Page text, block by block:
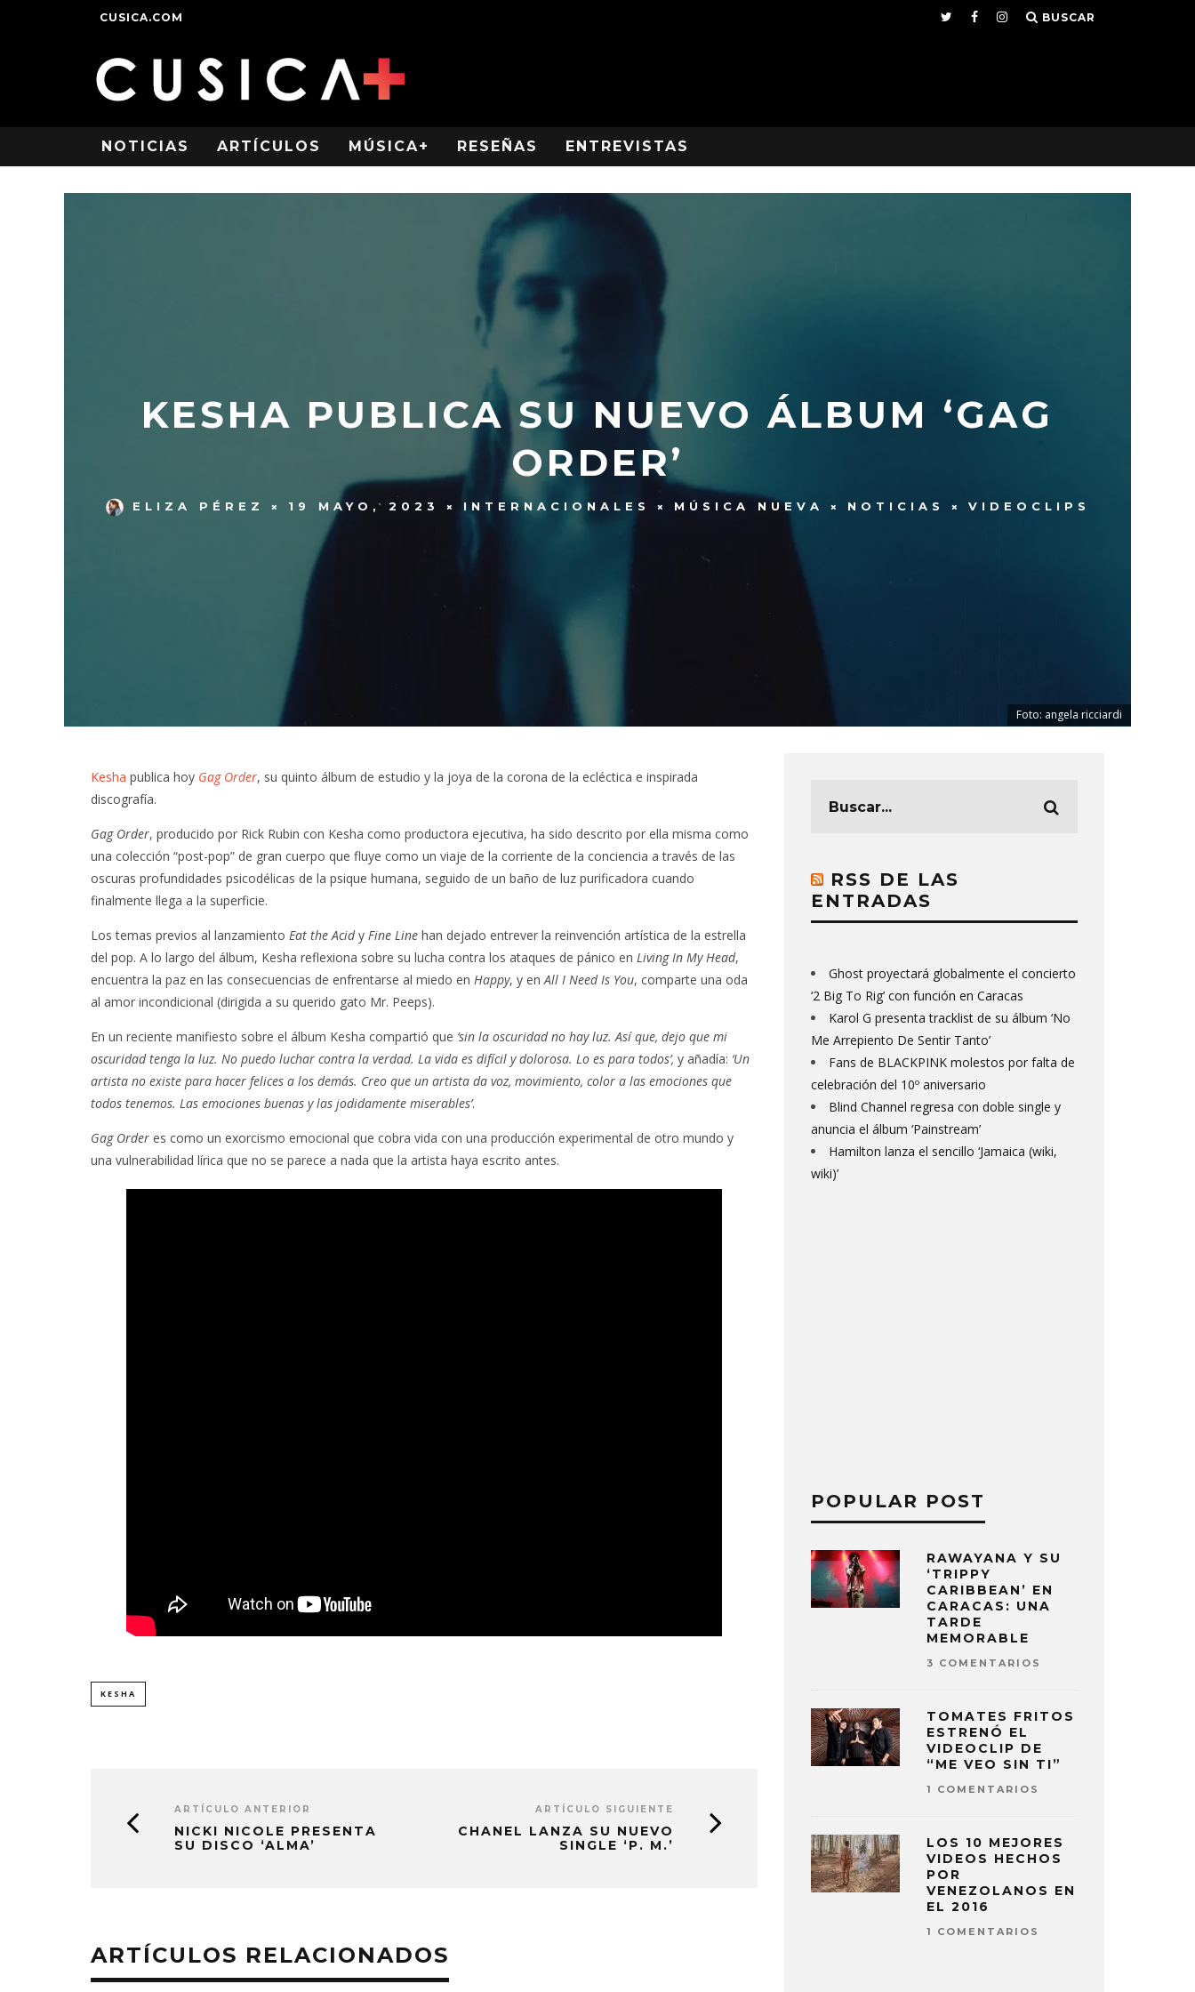
CUSICA.COM BUSCAR
NOTICIAS ARTÍCULOS MÚSICA+ RESEÑAS ENTREVISTAS
KESHA PUBLICA SU NUEVO ÁLBUM ‘GAG
ORDER’
ELIZA PÉREZ 19 MAYO, 2023 INTERNACIONALES MÚSICA NUEVA NOTICIAS VIDEOCLIPS
Foto: angela ricciardi
Kesha publica hoy Gag Order, su quinto álbum de estudio y la joya de la corona de la ecléctica e inspirada
discografía.
Gag Order, producido por Rick Rubin con Kesha como productora ejecutiva, ha sido descrito por ella misma como
una colección “post-pop” de gran cuerpo que fluye como un viaje de la corriente de la conciencia a través de las
oscuras profundidades psicodélicas de la psique humana, seguido de un baño de luz purificadora cuando
finalmente llega a la superficie.
Los temas previos al lanzamiento Eat the Acidy Fine Line han dejado entrever la reinvención artística de la estrella
del pop. A lo largo del álbum, Kesha reflexiona sobre su lucha contra los ataques de pánico en Living In My Head,
encuentra la paz en las consecuencias de enfrentarse al miedo en Happy, y enAll I Need Is You, comparte una oda
al amor incondicional (dirigida a su querido gato Mr. Peeps).
En un reciente manifiesto sobre el álbum Kesha compartió que ‘sin la oscuridad no hay luz. Así que, dejo que mi
oscuridad tenga la luz. No puedo luchar contra la verdad. La vida es difícil y dolorosa. Lo es para todos’, y añadía: ‘Un
artista no existe para hacer felices a los demás. Creo que un artista da voz, movimiento, color a las emociones que
todos tenemos. Las emociones buenas y las jodidamente miserables’.
Gag Order es como un exorcismo emocional que cobra vida con una producción experimental de otro mundo y
una vulnerabilidad lírica que no se parece a nada que la artista haya escrito antes.
KESHA
ARTÍCULO ANTERIOR
NICKI NICOLE PRESENTA
SU DISCO ‘ALMA’
ARTÍCULO SIGUIENTE
CHANEL LANZA SU NUEVO
SINGLE ‘P. M.’
ARTÍCULOS RELACIONADOS
RSS DE LAS
ENTRADAS
Ghost proyectará globalmente el concierto
‘2 Big To Rig’ con función en Caracas
Karol G presenta tracklist de su álbum ‘No
Me Arrepiento De Sentir Tanto’
Fans de BLACKPINK molestos por falta de
celebración del 10º aniversario
Blind Channel regresa con doble single y
anuncia el álbum ‘Painstream’
Hamilton lanza el sencillo ‘Jamaica (wiki,
wiki)’
POPULAR POST
RAWAYANA Y SU
‘TRIPPY
CARIBBEAN’ EN
CARACAS: UNA
TARDE
MEMORABLE
3 COMENTARIOS
TOMATES FRITOS
ESTRENÓ EL
VIDEOCLIP DE
“ME VEO SIN TI”
1 COMENTARIOS
LOS 10 MEJORES
VIDEOS HECHOS
POR
VENEZOLANOS EN
EL 2016
1 COMENTARIOS